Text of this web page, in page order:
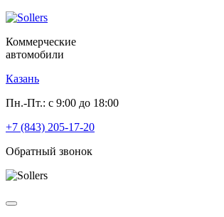
Коммерческие
автомобили
Казань
Пн.-Пт.: с 9:00 до 18:00
+7 (843) 205-17-20
Обратный звонок